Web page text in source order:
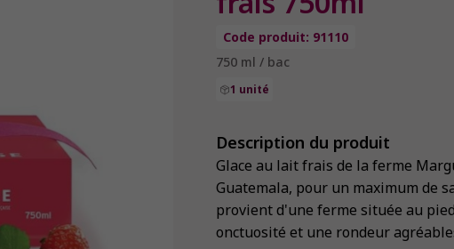
Code produit: 91110
750 ml / bac
1 unité
Description du produit
Glace au lait frais de la ferme
Guatemala, pour un maximum de
provient d'une ferme située au
onctuosité et une rondeur